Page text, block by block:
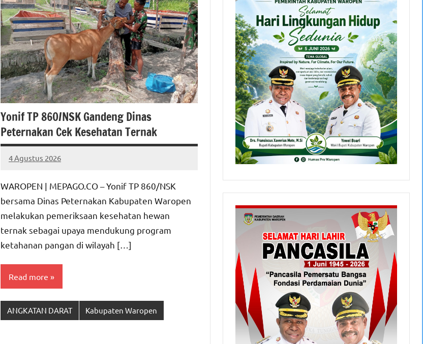
Yonif TP 860/NSK Gandeng Dinas
Peternakan Cek Kesehatan Ternak
4 Agustus 2026
MEPAGO
No
WAROPEN | MEPAGO.CO – Yonif TP 860/NSK
bersama Dinas Peternakan Kabupaten Waropen
melakukan pemeriksaan kesehatan hewan
ternak sebagai upaya mendukung program
ketahanan pangan di wilayah […]
Read more
ANGKATAN DARAT Kabupaten Waropen